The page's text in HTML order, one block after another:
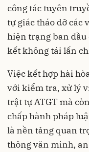
công tác tuyên
tự giác tháo dỡ các
hiện trạng ban đầu
kết không tái lấn
Việc kết hợp hài
với kiểm tra, xử lý
trật tự ATGT mà
chấp hành pháp
là nền tảng quan
thông văn minh,